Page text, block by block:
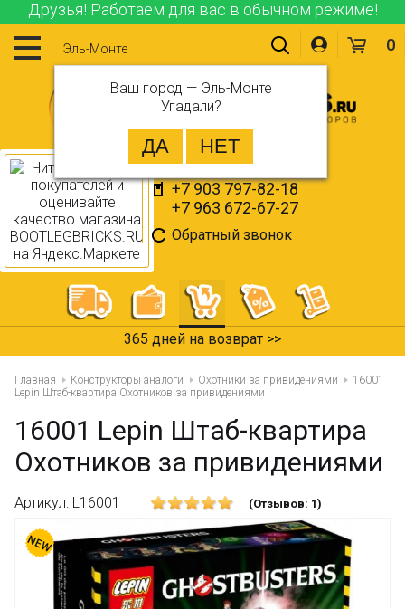
Друзья! Работаем для вас в обычном режиме!
Эль-Монте
Ваш город — Эль-Монте
Угадали?
+7 903 797-82-18
+7 963 672-67-27
Обратный звонок
0
365 дней на возврат >>
Главная Конструкторы аналоги Охотники за привидениями
16001
Lepin Штаб-квартира Охотников за привидениями
16001 Lepin Штаб-квартира
Охотников за привидениями
Артикул: L16001 (Отзывов: 1)